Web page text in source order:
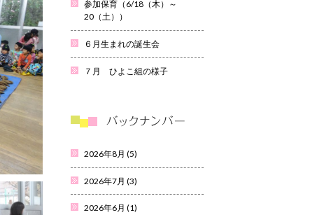
参加保育（6/18（木）～
20（土））
６月生まれの誕生会
７月 ひよこ組の様子
2026年8月 (5)
2026年7月 (3)
2026年6月 (1)